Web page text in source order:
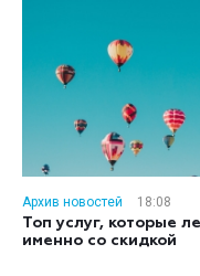
Архив новостей
18:08
Топ услуг, которые
именно со скидкой